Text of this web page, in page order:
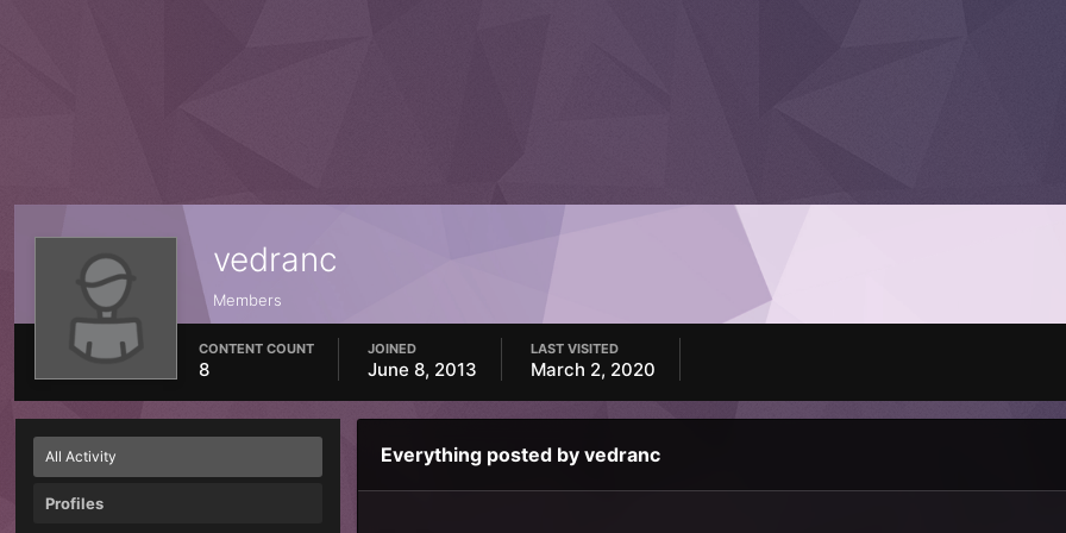
vedranc
Members
CONTENT COUNT
8
JOINED
June 8, 2013
LAST VISITED
March 2, 2020
All Activity
Profiles
Everything posted by vedranc